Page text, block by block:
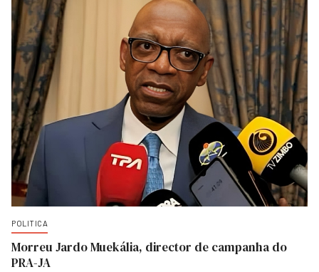
POLITICA
Morreu Jardo Muekália, director de campanha do
PRA-JA